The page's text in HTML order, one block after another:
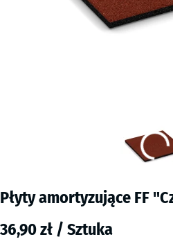
Płyty amortyzujące FF
36,90 zł / Sztuka